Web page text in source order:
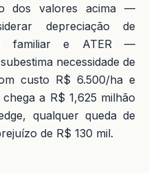
dos valores acima —
depreciação de
familiar e ATER —
necessidade de
custo R$ 6.500/ha e
a R$ 1,625 milhão
qualquer queda de
de R$ 130 mil.